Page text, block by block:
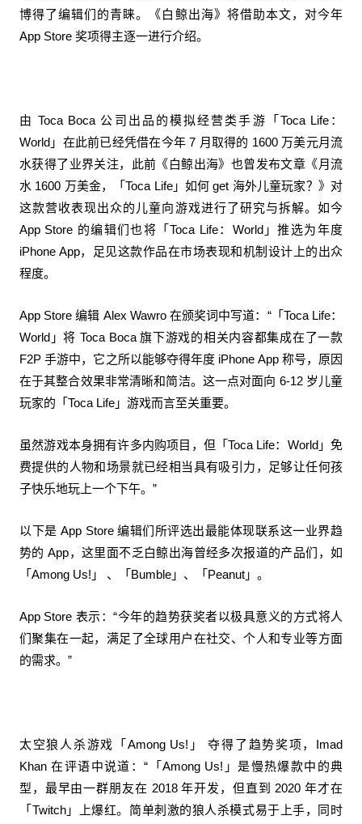
博得了编辑们的青睐。《白鲸出海》将借助本文，对今年
App Store 奖项得主逐一进行介绍。
由 Toca Boca 公司出品的模拟经营类手游「Toca Life：
World」在此前已经凭借在今年 7 月取得的 1600 万美元月流
水获得了业界关注，此前《白鲸出海》也曾发布文章 《月流
水 1600 万美金，「Toca Life」如何 get 海外儿童玩家？》 对
这款营收表现出众的儿童向游戏进行了研究与拆解。如今
App Store 的编辑们也将「Toca Life：World」推选为年度
iPhone App，足见这款作品在市场表现和机制设计上的出众
程度。
App Store 编辑 Alex Wawro 在颁奖词中写道：“「Toca Life：
World」将 Toca Boca 旗下游戏的相关内容都集成在了一款
F2P 手游中，它之所以能够夺得年度 iPhone App 称号，原因
在于其整合效果非常清晰和简洁。这一点对面向 6-12 岁儿童
玩家的「Toca Life」游戏而言至关重要。
虽然游戏本身拥有许多内购项目，但「Toca Life：World」免
费提供的人物和场景就已经相当具有吸引力，足够让任何孩
子快乐地玩上一个下午。”
以下是 App Store 编辑们所评选出最能体现联系这一业界趋
势的 App，这里面不乏白鲸出海曾经多次报道的产品们，如
「Among Us!」 、「Bumble」、「Peanut」。
App Store 表示：“今年的趋势获奖者以极具意义的方式将人
们聚集在一起，满足了全球用户在社交、个人和专业等方面
的需求。”
太空狼人杀游戏「Among Us!」 夺得了趋势奖项，Imad
Khan 在评语中说道：“「Among Us!」是慢热爆款中的典
型，最早由一群朋友在 2018 年开发，但直到 2020 年才在
「Twitch」上爆红。简单刺激的狼人杀模式易于上手，同时